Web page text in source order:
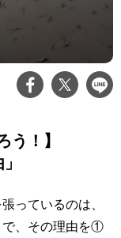
う！】
っているのは、
で、その理由を①